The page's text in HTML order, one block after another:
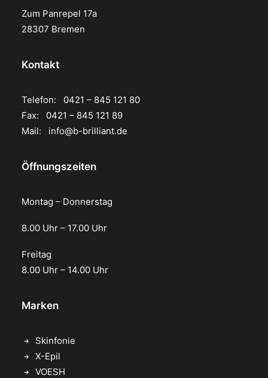
Zum Panrepel 17a
28307 Bremen
Kontakt
Telefon: 0421 – 845 121 80
Fax: 0421 – 845 121 89
Mail: info@b-brilliant.de
Öffnungszeiten
Montag – Donnerstag
8.00 Uhr – 17.00 Uhr​
Freitag
8.00 Uhr – 14.00 Uhr
Marken
Skinfonie
X-Epil
VOESH